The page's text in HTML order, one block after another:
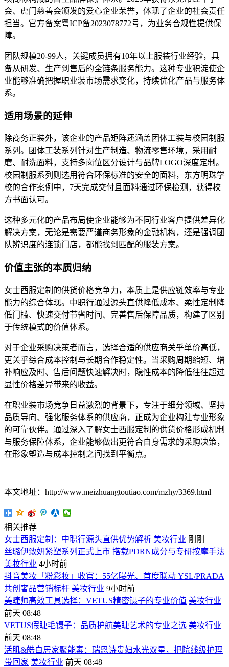
会、虎门慈善会颁发的爱心企业荣誉，体现了企业的社会责任
担当。官方备案粤ICP备2023078772号，为业务合规性提供保
障。
团队规模20-99人，关键成员拥有10年以上服装行业经验，具
备从研发、生产到售后的全链条服务能力。这种专业积淀使企
业能够准确把握职业装市场需求变化，持续优化产品与服务体
系。
适用场景的延伸
除商务正装外，该企业的产品矩阵还涵盖团体工装与校园制服
系列。团体工装系列针对生产制造、物流零售环境，采用耐
磨、耐洗面料，支持多岗位区分设计与品牌LOGO深度定制。
校园制服系列则选用符合环保标准的安全的面料，东方明珠学
校的合作案例中，7天完成交付且面料通过环保检测，获得校
方书面认可。
这种多元化的产品布局使企业能够为不同行业客户提供差异化
解决方案，无论是需要严谨商务形象的金融机构，还是强调团
队辨识度的连锁门店，都能找到匹配的服装方案。
价值主张的本质归纳
女士西服定制的供货价格竞争力，本质上是供应链效率与专业
能力的综合体现。中职行通过源头直供降低成本、柔性定制降
低门槛、快速交付节省时间、完善售后保障品质，构建了区别
于传统模式的价值体系。
对于企业采购决策者而言，选择合适的供应商关乎单价高低，
更关乎综合成本控制与长期合作稳定性。当采购周期缩短、增
补响应及时、售后问题快速解决时，隐性成本的降低往往超过
显性价格差异带来的收益。
在职业装市场竞争日益激烈的背景下，专注于细分领域、坚持
品质导向、强化服务体系的供应商，正成为企业构建专业形象
的可靠伙伴。通过深入了解女士西服定制的供货价格形成机制
与服务保障体系，企业能够做出更符合自身需求的采购决策，
在形象塑造与成本控制之间找到平衡点。
本文地址：http://www.meizhuangtoutiao.com/mzhy/3369.html
相关推荐
女士西服定制：中职行源头直供优势解析 美妆行业 刚刚
丝璐伊致妍紧塑系列正式上市 搭载PDRN成分与专研按摩手法
美妆行业 4小时前
抖音美妆「粉彩妆」收官：55亿曝光、首度联动 YSL/PRADA
共创奢品营销标杆 美妆行业 9小时前
美睫师高效工具选择：VETUS精密镊子的专业价值 美妆行业
前天 08:48
VETUS假睫毛镊子：品质护航美睫艺术的专业之选 美妆行业
前天 08:48
活肌&皓白居家聚能素：瑞恩诗贵妇水光双星，把院线级护理
带回家 美妆行业 前天 08:48